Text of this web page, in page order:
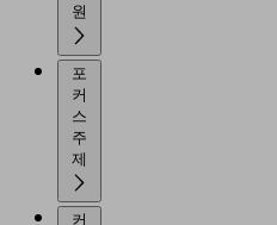
포
커
스
주
커